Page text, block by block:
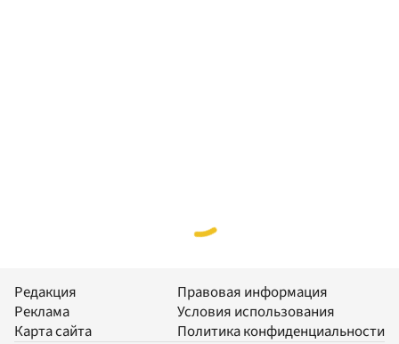
Редакция
Реклама
Карта сайта
Правовая информация
Условия использования
Политика конфиденциальности